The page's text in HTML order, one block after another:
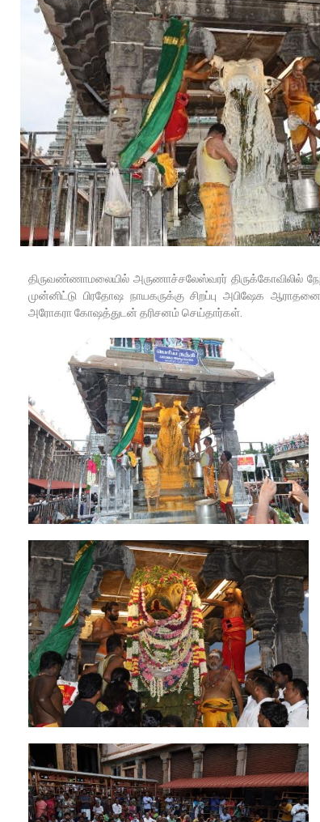
திருவண்ணாமலையில் அருணாச்சலேஸ்வரர் திருக்கோவிலில்
முன்னிட்டு பிரதோஷ நாயகருக்கு சிறப்பு அபிஷேக
அரோகரா கோஷத்துடன் தரிசனம் செய்தார்கள்.